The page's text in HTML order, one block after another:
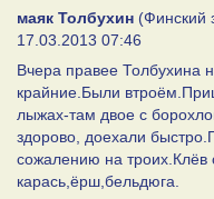
маяк Толбухин (Финский
17.03.2013 07:46
Вчера правее Толбухина
крайние.Были
лыжах-там двое с
здорово, доехали
сожалению на троих.Клёв
карась,ёрш,бельдюга.